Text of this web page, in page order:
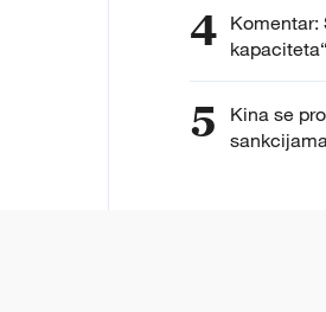
4 Komentar:
5
Kina se